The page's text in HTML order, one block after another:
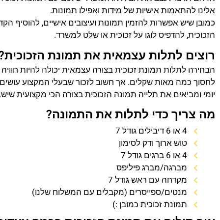
אלינו להתאמות אישיות של מידות ואפילו תמונות.
כמובן שיש אפשרות להזמין תמונות ועיצובים אישיים, להוסיף
הזכוכית, להדפיס לוגו על זכוכית או שלט למשרד.
רוצים לתלות עצמאית את תמונת
הבחירה לתלות תמונת זכוכית בצורה עצמאית יכולה להיות
לחסוך כמה מאות שקלים. אך חשוב לזכור שבעלי המקצוע
יומי ומביאים את תלייה תמונה הזכוכית בצורה הכי מקצועית
מה צריך כדי לתלות את התמונה?
4 או 6 דיבילים גודל 7
טוש ארוך ודק לסימון
4 או 6 ברגים גודל 7
מברגה/מברג פיליפס
מקדחה עם ראש גודל 7
מנטים/ספייסרים (מקבלים עם המשלוח שלנו)
תמונת זכוכית כמובן :)